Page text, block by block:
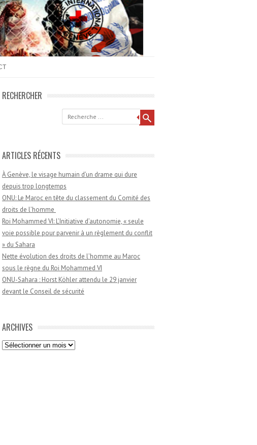
RECHERCHER
ARTICLES RÉCENTS
À Genève, le visage humain d’un drame qui dure
depuis trop longtemps
ONU: Le Maroc en tête du classement du Comité des
droits de l’homme
Roi Mohammed VI: L’Initiative d’autonomie, « seule
voie possible pour parvenir à un règlement du conflit
» du Sahara
Nette évolution des droits de l’homme au Maroc
sous le règne du Roi Mohammed VI
ONU-Sahara : Horst Köhler attendu le 29 janvier
devant le Conseil de sécurité
ARCHIVES
Archives